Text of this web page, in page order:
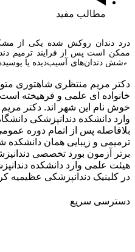
مطالب مفید
درد دندان روکش شده یکی از
ممکن است پس از فرایند ترمیم
پوشش دندان‌های آسیب‌دیده یا
حساسیت به تغییرات دما […]
دکتر مریم منتظری شاهتوری
خانواده ای علمی و فرهیخته
وارد دانشکده دندانپزشکی
بلافاصله پس از اتمام دوره
برتر آزمون بورد تخصصی
هیئت علمی وارد دانشکده
در کلینیک دندانپزشکی عظیمیه
دسترسی سریع